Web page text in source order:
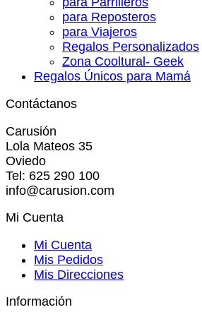
para Reposteros
para Viajeros
Regalos Personalizados
Zona Cooltural- Geek
Regalos Únicos para Mamá
Contáctanos
Carusión
Lola Mateos 35
Oviedo
Tel: 625 290 100
info@carusion.com
Mi Cuenta
Mi Cuenta
Mis Pedidos
Mis Direcciones
Información